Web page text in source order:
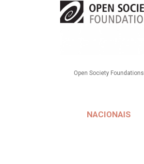
Open Society Foundations
NACIONAIS